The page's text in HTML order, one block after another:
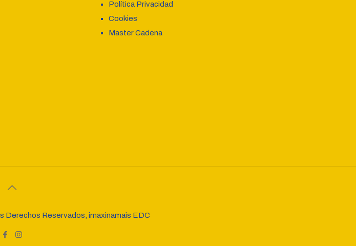
Política Privacidad
Cookies
Master Cadena
Derechos Reservados, imaxinamais EDC